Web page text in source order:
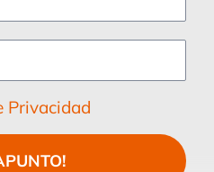
Privacidad